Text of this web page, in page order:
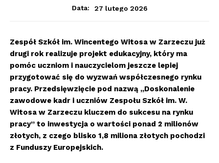
Data:
27 lutego 2026
Zespół Szkół im. Wincentego Witosa w Zarzeczu już
drugi rok realizuje projekt edukacyjny, który ma
pomóc uczniom i nauczycielom jeszcze lepiej
przygotować się do wyzwań współczesnego rynku
pracy. Przedsięwzięcie pod nazwą „Doskonalenie
zawodowe kadr i uczniów Zespołu Szkół im. W.
Witosa w Zarzeczu kluczem do sukcesu na rynku
pracy” to inwestycja o wartości ponad 2 milionów
złotych, z czego blisko 1,8 miliona złotych pochodzi
z Funduszy Europejskich.